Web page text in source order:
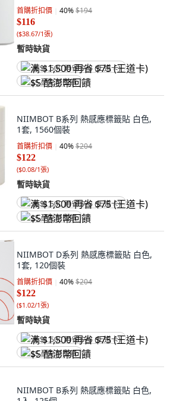
首購折扣價 40%$194
$116
($38.67/1張)
暫時缺貨
满 $1,500 再省 $75 (王道卡)
$5 酷澎幣回饋
NIIMBOT B系列 熱感應標籤貼 白色,
1套, 1560個裝
首購折扣價 40%$204
$122
($0.08/1張)
暫時缺貨
满 $1,500 再省 $75 (王道卡)
$5 酷澎幣回饋
NIIMBOT D系列 熱感應標籤貼 白色,
1套, 120個裝
首購折扣價 40%$204
$122
($1.02/1張)
暫時缺貨
满 $1,500 再省 $75 (王道卡)
$5 酷澎幣回饋
NIIMBOT B系列 熱感應標籤貼 白色,